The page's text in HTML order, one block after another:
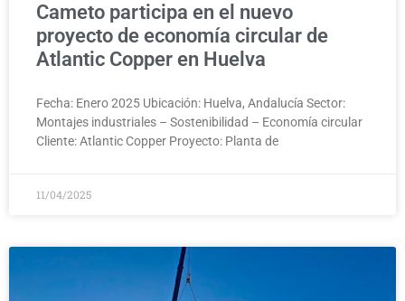
Cameto participa en el nuevo
proyecto de economía circular de
Atlantic Copper en Huelva
Fecha: Enero 2025 Ubicación: Huelva, Andalucía Sector:
Montajes industriales – Sostenibilidad – Economía circular
Cliente: Atlantic Copper Proyecto: Planta de
11/04/2025